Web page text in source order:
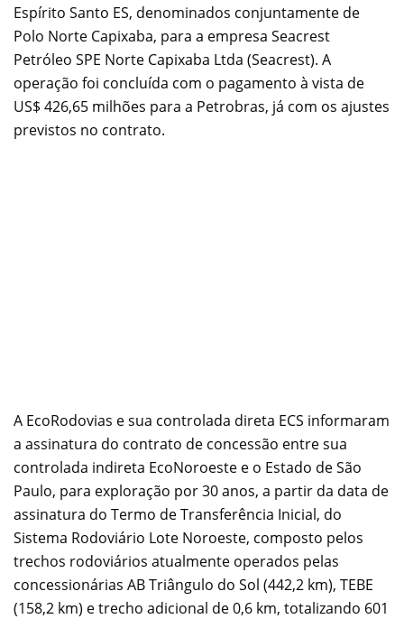
Espírito Santo ES, denominados conjuntamente de
Polo Norte Capixaba, para a empresa Seacrest
Petróleo SPE Norte Capixaba Ltda (Seacrest). A
operação foi concluída com o pagamento à vista de
US$ 426,65 milhões para a Petrobras, já com os ajustes
previstos no contrato.
A EcoRodovias e sua controlada direta ECS informaram
a assinatura do contrato de concessão entre sua
controlada indireta EcoNoroeste e o Estado de São
Paulo, para exploração por 30 anos, a partir da data de
assinatura do Termo de Transferência Inicial, do
Sistema Rodoviário Lote Noroeste, composto pelos
trechos rodoviários atualmente operados pelas
concessionárias AB Triângulo do Sol (442,2 km), TEBE
(158,2 km) e trecho adicional de 0,6 km, totalizando 601